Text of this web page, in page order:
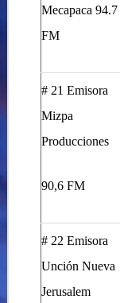
Mecapaca 94.7
FM
# 21 Emisora
Mizpa
Producciones
90,6 FM
# 22 Emisora
Unción Nueva
Jerusalem